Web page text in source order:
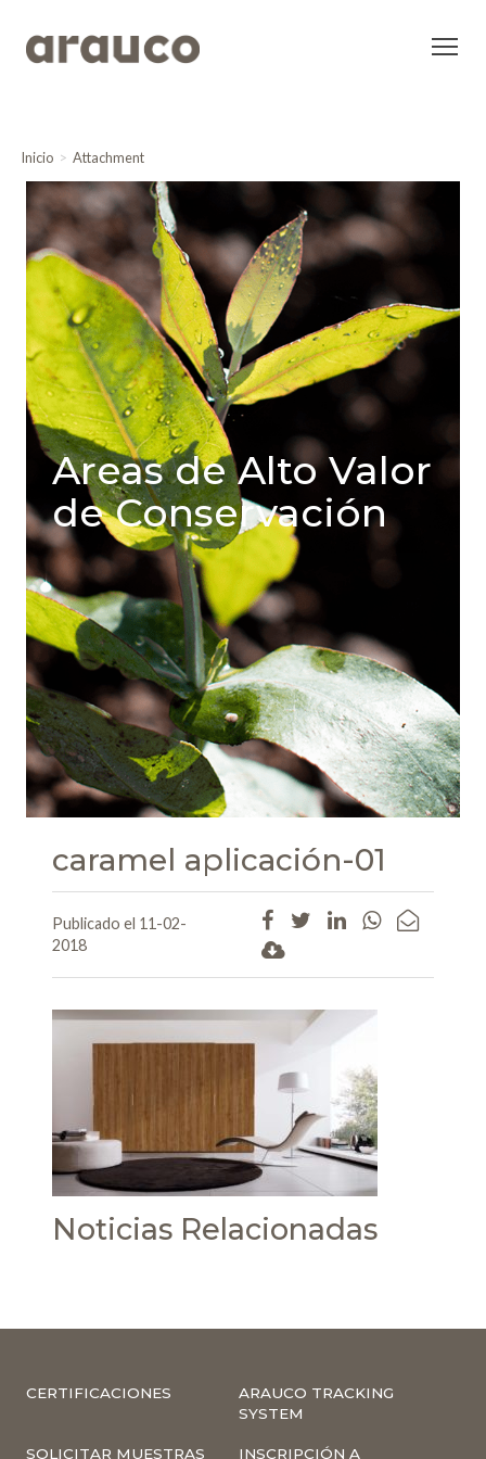
Inicio Attachment
Areas de Alto Valor
de Conservación
caramel aplicación-01
Publicado el 11-02-
2018
Noticias Relacionadas
CERTIFICACIONES
ARAUCO TRACKING
SYSTEM
SOLICITAR MUESTRAS INSCRIPCIÓN A